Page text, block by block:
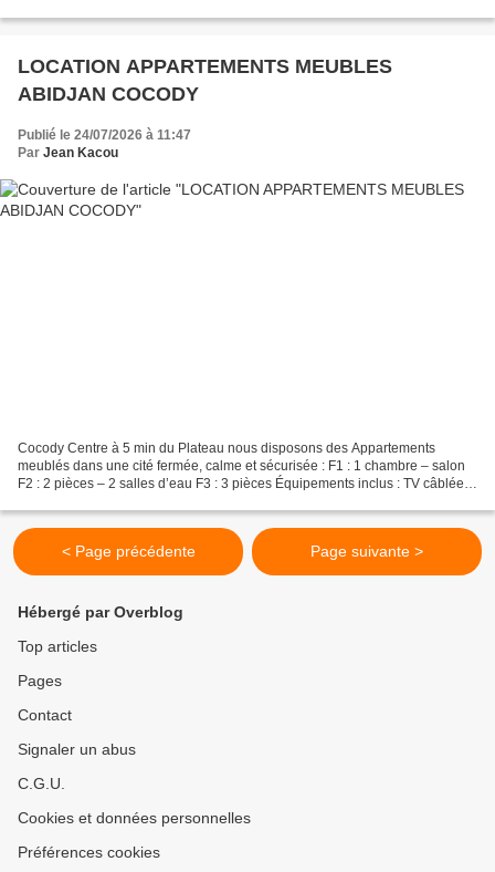
LOCATION APPARTEMENTS MEUBLES
ABIDJAN COCODY
Publié le 24/07/2026 à 11:47
Par Jean Kacou
Cocody Centre à 5 min du Plateau nous disposons des Appartements
meublés dans une cité fermée, calme et sécurisée : F1 : 1 chambre – salon
F2 : 2 pièces – 2 salles d’eau F3 : 3 pièces Équipements inclus : TV câblée
< Page précédente Page suivante >
Hébergé par Overblog
Top articles
Pages
Contact
Signaler un abus
C.G.U.
Cookies et données personnelles
Préférences cookies